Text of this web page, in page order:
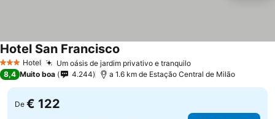
3 EstrelasHotel Um oásis de jardim privativo e tranquilo
Hotel San Francisco
8,4 Muito boa 4.244 a 1.6 km de Estação Central de Milão
De € 122